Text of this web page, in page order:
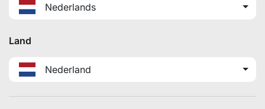
Nederlands
Land
Nederland